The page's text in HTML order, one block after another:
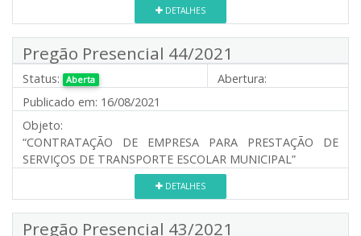
DETALHES
Pregão Presencial 44/2021
Status: Aberta
Abertura:
Publicado em: 16/08/2021
Objeto:
“CONTRATAÇÃO DE EMPRESA PARA PRESTAÇÃO DE
SERVIÇOS DE TRANSPORTE ESCOLAR MUNICIPAL”
DETALHES
Pregão Presencial 43/2021